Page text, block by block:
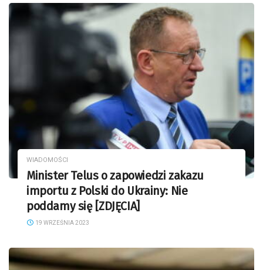
WIADOMOŚCI
Minister Telus o zapowiedzi zakazu
importu z Polski do Ukrainy: Nie
poddamy się [ZDJĘCIA]
19 WRZEŚNIA 2023